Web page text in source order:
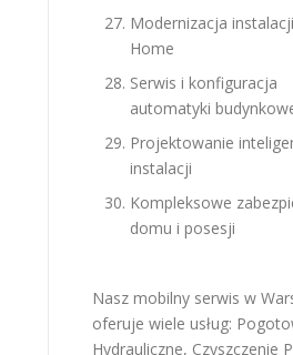
Modernizacja
Home
Serwis i konfiguracja
automatyki
Projektowanie
instalacji
Kompleksowe
domu i posesji
Nasz mobilny serwis w
oferuje wiele usług:
Hydrauliczne, Czyszczenie